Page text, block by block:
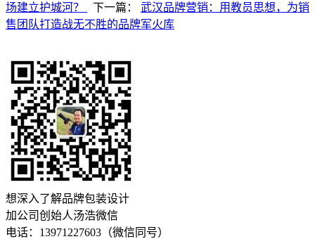
场建立护城河？
下一篇： 武汉品牌营销：用教员思想，为销
售团队打造战无不胜的品牌军火库
想深入了解品牌包装设计
加公司创始人汤浩微信
电话：13971227603（微信同号）